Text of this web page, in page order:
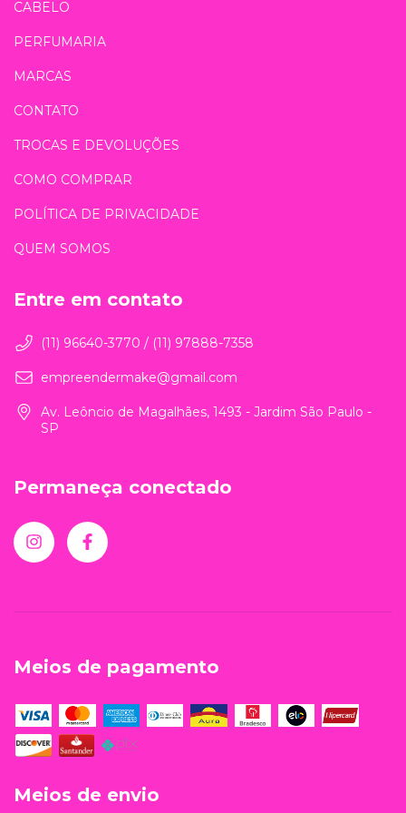
CABELO
PERFUMARIA
MARCAS
CONTATO
TROCAS E DEVOLUÇÕES
COMO COMPRAR
POLÍTICA DE PRIVACIDADE
QUEM SOMOS
Entre em contato
(11) 96640-3770 / (11) 97888-7358
empreendermake@gmail.com
Av. Leôncio de Magalhães, 1493 - Jardim São Paulo -
SP
Permaneça conectado
Meios de pagamento
Meios de envio